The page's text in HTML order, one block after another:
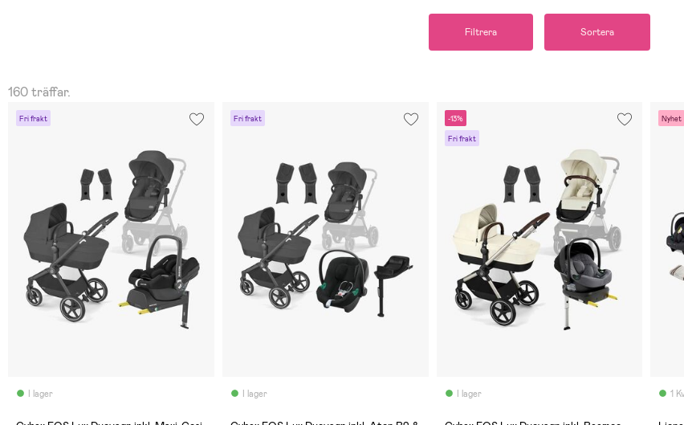
Filtrera Sortera
160 träffar.
Fri frakt
I lager
Fri frakt
I lager
-13%
Fri frakt
I lager
Nyhet
1